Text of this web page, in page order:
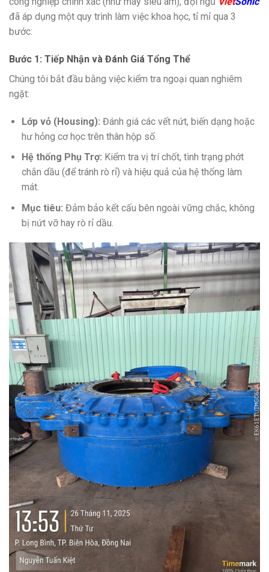
đã áp dụng một quy trình làm việc khoa học, tỉ mỉ qua 3
bước:
Bước 1: Tiếp Nhận và Đánh Giá Tổng Thể
Chúng tôi bắt đầu bằng việc kiểm tra ngoại quan nghiêm
ngặt:
Lớp vỏ (Housing): Đánh giá các vết nứt, biến dạng hoặc
hư hỏng cơ học trên thân hộp số.
Hệ thống Phụ Trợ: Kiểm tra vị trí chốt, tình trạng phớt
chắn dầu (để tránh rò rỉ) và hiệu quả của hệ thống làm
mát.
Mục tiêu: Đảm bảo kết cấu bên ngoài vững chắc, không
bị nứt vỡ hay rò rỉ dầu.